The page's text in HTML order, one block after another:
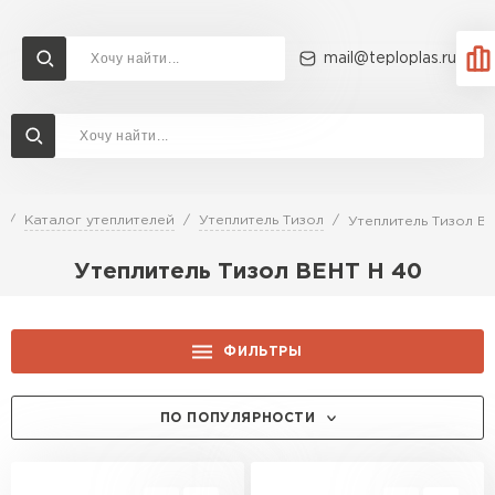
mail@teploplas.ru
Каталог утеплителей Утеплитель Тизол Утеплитель Тизол
Утеплитель Тизол ВЕНТ Н 40
ФИЛЬТРЫ
ПО ПОПУЛЯРНОСТИ
Доставка и оплата
Перейти в каталог
Утеплитель Ветонит
Утеплитель Rockwool
Утеплитель Knauf